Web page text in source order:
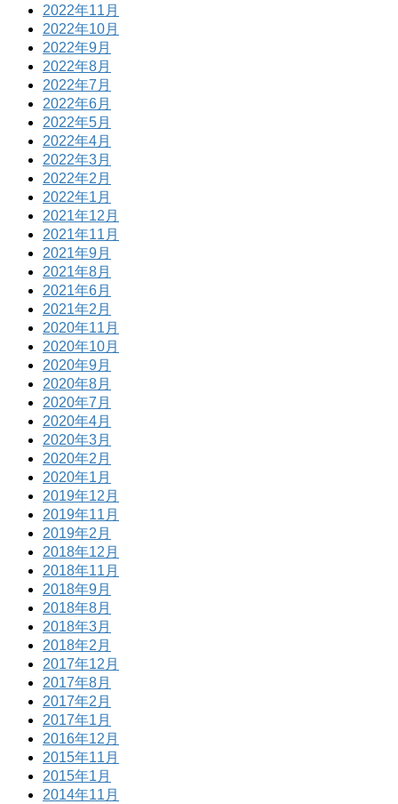
2022年11月
2022年10月
2022年9月
2022年8月
2022年7月
2022年6月
2022年5月
2022年4月
2022年3月
2022年2月
2022年1月
2021年12月
2021年11月
2021年9月
2021年8月
2021年6月
2021年2月
2020年11月
2020年10月
2020年9月
2020年8月
2020年7月
2020年4月
2020年3月
2020年2月
2020年1月
2019年12月
2019年11月
2019年2月
2018年12月
2018年11月
2018年9月
2018年8月
2018年3月
2018年2月
2017年12月
2017年8月
2017年2月
2017年1月
2016年12月
2015年11月
2015年1月
2014年11月